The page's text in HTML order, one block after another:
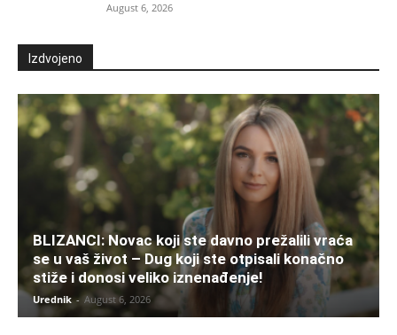
August 6, 2026
Izdvojeno
BLIZANCI: Novac koji ste davno prežalili vraća
se u vaš život – Dug koji ste otpisali konačno
stiže i donosi veliko iznenađenje!
Urednik - August 6, 2026